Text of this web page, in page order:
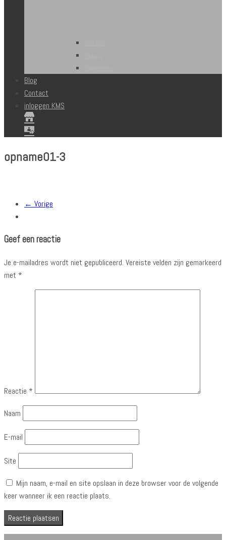
Blog
Contact
inloggen KMS
opname01-3
← Vorige
Geef een reactie
Je e-mailadres wordt niet gepubliceerd. Vereiste velden zijn gemarkeerd
met *
Reactie *
Naam
E-mail
Site
Mijn naam, e-mail en site opslaan in deze browser voor de volgende
keer wanneer ik een reactie plaats.